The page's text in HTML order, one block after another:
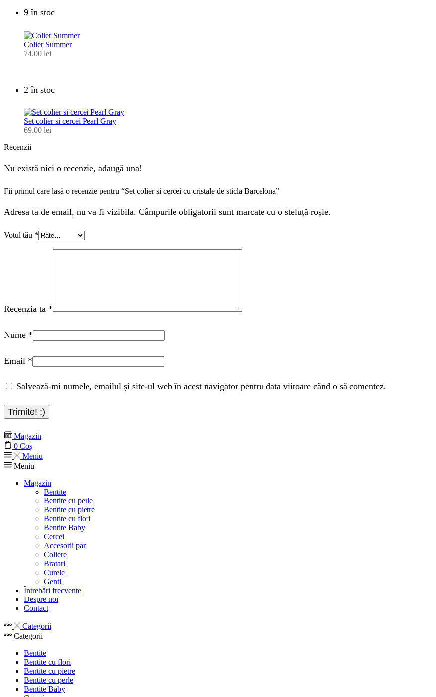
9 în stoc
Colier Summer
74.00 lei
2 în stoc
Set colier si cercei Pearl Gray
69.00 lei
Recenzii
Nu există nici o recenzie, adaugă una!
Fii primul care lasă o recenzie pentru “Set colier si cercei cu cristale de sticla Barcelona”
Adresa ta de email, nu va fi vizibila. Câmpurile obligatorii sunt marcate cu o steluță roșie.
Votul tău *
Recenzia ta *
Nume *
Email *
Salvează-mi numele, emailul și site-ul web în acest navigator pentru data viitoare când o să comentez.
Magazin
0 Coș
Meniu
Meniu
Magazin
Bentite
Bentite cu perle
Bentite cu pietre
Bentite cu flori
Bentite Baby
Cercei
Accesorii par
Coliere
Bratari
Curele
Genti
Întrebări frecvente
Despre noi
Contact
Categorii
Categorii
Bentite
Bentite cu flori
Bentite cu pietre
Bentite cu perle
Bentite Baby